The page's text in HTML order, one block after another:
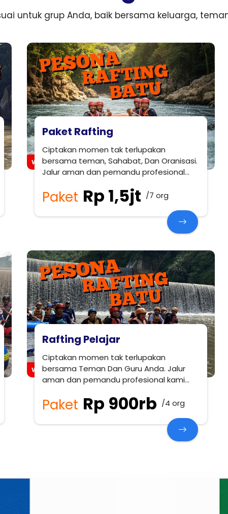
untuk grup Anda, baik bersama keluarga,
Paket Rafting
Ciptakan momen tak terlupakan
bersama teman, Sahabat, Dan Oranisasi.
Jalur aman dan pemandu profesional
Bersama Teman-Teman Anda.
Paket Rp 1,5jt /7 org
Rafting Pelajar
Ciptakan momen tak terlupakan
bersama Teman Dan Guru Anda. Jalur
aman dan pemandu profesional kami
Paket Rp 900rb /4 org